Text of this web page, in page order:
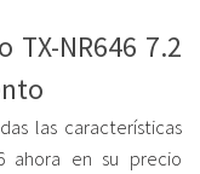
TX-NR646 7.2
las características
ahora en su precio